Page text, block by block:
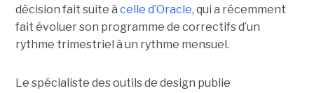
décision fait suite à celle d’Oracle, qui a récemment
fait évoluer son programme de correctifs d’un
rythme trimestriel à un rythme mensuel.
Le spécialiste des outils de design publie